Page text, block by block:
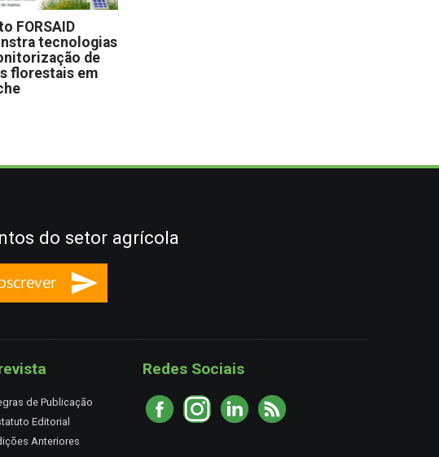
FORSAID
tecnologias
de
florestais em
do setor agrícola
de Publicação
Editorial
Anteriores
Redes Sociais